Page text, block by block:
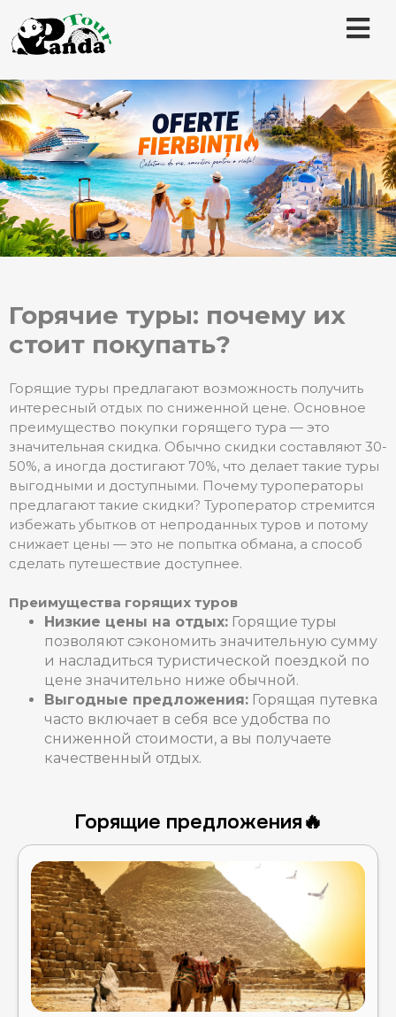
Горячие туры: почему их
стоит покупать?
Горящие туры предлагают возможность получить
интересный отдых по сниженной цене. Основное
преимущество покупки горящего тура — это
значительная скидка. Обычно скидки составляют 30-
50%, а иногда достигают 70%, что делает такие туры
выгодными и доступными. Почему туроператоры
предлагают такие скидки? Туроператор стремится
избежать убытков от непроданных туров и потому
снижает цены — это не попытка обмана, а способ
сделать путешествие доступнее.
Преимущества горящих туров
Низкие цены на отдых: Горящие туры
позволяют сэкономить значительную сумму
и насладиться туристической поездкой по
цене значительно ниже обычной.
Выгодные предложения: Горящая путевка
часто включает в себя все удобства по
сниженной стоимости, а вы получаете
качественный отдых.
Горящие предложения🔥